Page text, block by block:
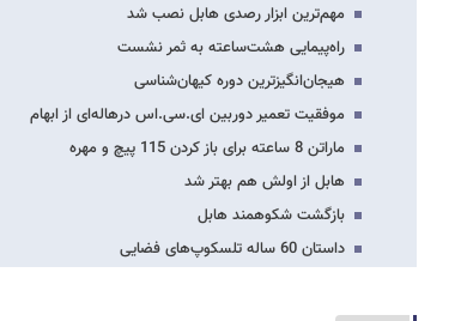
مهم‌ترین ابزار رصدی هابل نصب شد
راه‌پیمایی هشت‌ساعته به ثمر نشست
هیجان‌انگیزترین دوره کیهان‌شناسی
موفقیت تعمیر دوربین ای.سی.اس درهاله‌ای از ابهام
ماراتن 8 ساعته برای باز کردن 115 پیچ و مهره
هابل از اولش هم بهتر شد
بازگشت شکوهمند هابل
داستان‌ 60‌ ساله تلسکوپ‌های فضایی